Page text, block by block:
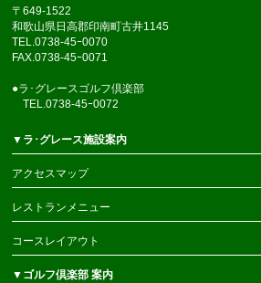
〒649-1522
和歌山県日高郡印南町古井1145
TEL.0738-45ｰ0070
FAX.0738-45ｰ0071
●ラ･グレースゴルフ倶楽部
TEL.0738-45ｰ0072
▼ラ･グレース施設案内
アクセスマップ
レストランメニュー
コースレイアウト
▼ゴルフ倶楽部 案内